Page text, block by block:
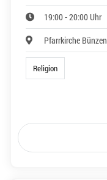
19:00 - 20:00 Uhr
Pfarrkirche Bünzen
Religion